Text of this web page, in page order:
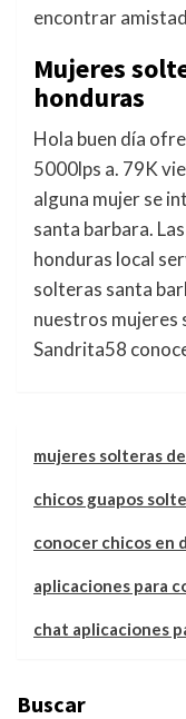
encontrar
Mujeres
honduras
Hola buen día
5000lps a. 79K
alguna mujer se
santa barbara.
honduras local
solteras santa
nuestros mujeres
Sandrita58
mujeres solteras
chicos guapos
conocer chicos en
aplicaciones para
chat aplicaciones
Buscar